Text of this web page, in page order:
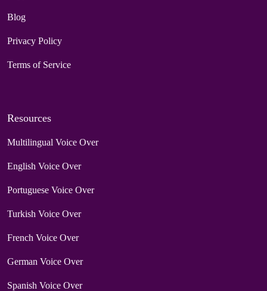
Blog
Privacy Policy
Terms of Service
Resources
Multilingual Voice Over
English Voice Over
Portuguese Voice Over
Turkish Voice Over
French Voice Over
German Voice Over
Spanish Voice Over